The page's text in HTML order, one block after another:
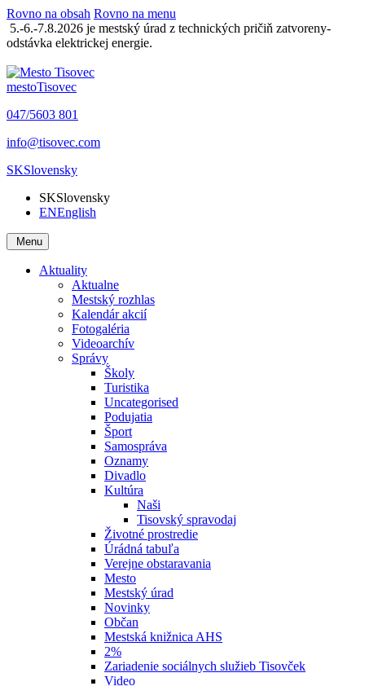
Rovno na obsah Rovno na menu
5.-6.-7.8.2026 je mestský úrad z technických pričiň zatvoreny-
odstávka elektrickej energie.
mestoTisovec
047/5603 801
info@tisovec.com
SKSlovensky
SKSlovensky
ENEnglish
Menu
Aktuality
Aktualne
Mestský rozhlas
Kalendár akcií
Fotogaléria
Videoarchív
Správy
Školy
Turistika
Uncategorised
Podujatia
Šport
Samospráva
Oznamy
Divadlo
Kultúra
Naši
Tisovský spravodaj
Životné prostredie
Úrádná tabuľa
Verejne obstaravania
Mesto
Mestský úrad
Novinky
Občan
Mestská knižnica AHS
2%
Zariadenie sociálnych služieb Tisovček
Video